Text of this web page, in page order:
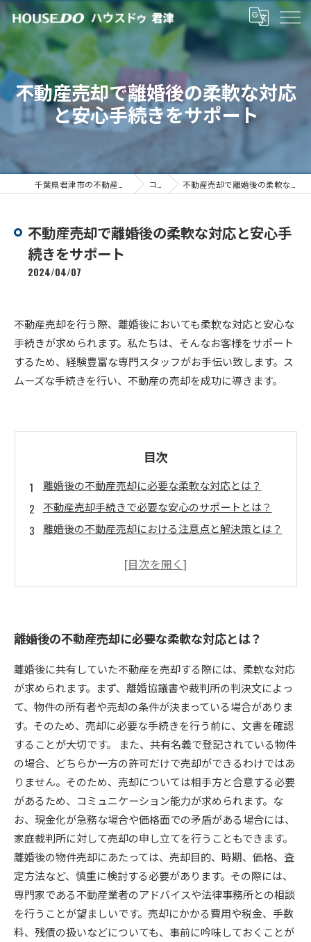
不動産売却で離婚後の柔軟な対応
と安心手続きをサポート
コラム 不動産売却で離婚後の柔軟な対応と安心手続きをサポート
不動産売却で離婚後の柔軟な対応と安心手
続きをサポート
2024/04/07
不動産売却を行う際、離婚後においても柔軟な対応と安心な
手続きが求められます。私たちは、そんなお客様をサポート
するため、経験豊富な専門スタッフがお手伝い致します。ス
ムーズな手続きを行い、不動産の売却を成功に導きます。
目次
離婚後の不動産売却に必要な柔軟な対応とは？
不動産売却手続きで必要な安心のサポートとは？
離婚後の不動産売却における注意点と解決策とは？
不動産売却手続きに必要な書類とは？
離婚後の不動産売却に必要な柔軟な対応とは？
離婚後に共有していた不動産を売却する際には、柔軟な対応
が求められます。まず、離婚協議書や裁判所の判決文によっ
て、物件の所有者や売却の条件が決まっている場合がありま
す。そのため、売却に必要な手続きを行う前に、文書を確認
することが大切です。 また、共有名義で登記されている物件
の場合、どちらか一方の許可だけで売却ができるわけではあ
りません。そのため、売却については相手方と合意する必要
があるため、コミュニケーション能力が求められます。な
お、現金化が急務な場合や価格面での矛盾がある場合には、
家庭裁判所に対して売却の申し立てを行うこともできます。
離婚後の物件売却にあたっては、売却目的、時期、価格、査
定方法など、慎重に検討する必要があります。その際には、
専門家である不動産業者のアドバイスや法律事務所との相談
を行うことが望ましいです。売却にかかる費用や税金、手数
料、残債の扱いなどについても、事前に吟味しておくことが